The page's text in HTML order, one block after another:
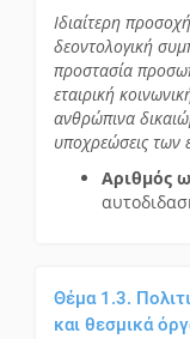
Ιδιαίτερη
δεοντολογική
προστασία
εταιρική
ανθρώπινα
υποχρεώσεις των
Αριθμός
Θέμα 1.3.
και θεσμικά